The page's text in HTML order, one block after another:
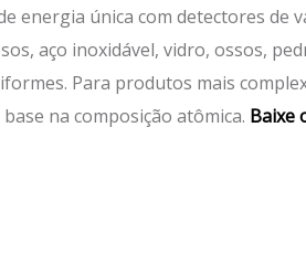
energia única com detectores de
aço inoxidável, vidro, ossos,
Para produtos mais
na composição atômica. Baixe